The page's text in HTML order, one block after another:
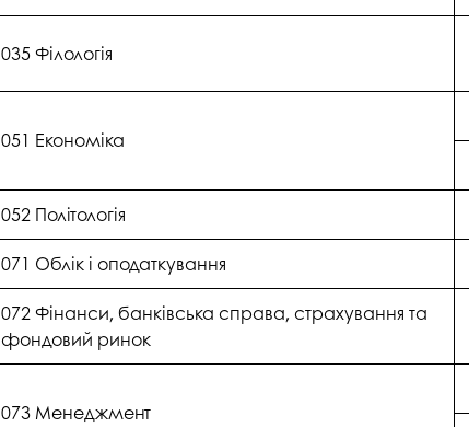
035 Філологія
051 Економіка
052 Політологія
071 Облік і оподаткування
072 Фінанси, банківська справа, страхування та
фондовий ринок
073 Менеджмент